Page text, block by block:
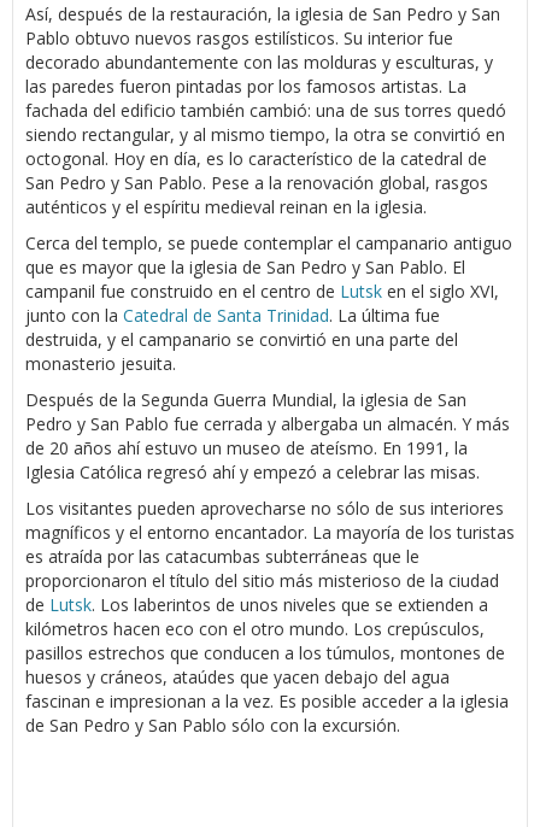
Así, después de la restauración, la iglesia de San Pedro y San
Pablo obtuvo nuevos rasgos estilísticos. Su interior fue
decorado abundantemente con las molduras y esculturas, y
las paredes fueron pintadas por los famosos artistas. La
fachada del edificio también cambió: una de sus torres quedó
siendo rectangular, y al mismo tiempo, la otra se convirtió en
octogonal. Hoy en día, es lo característico de la catedral de
San Pedro y San Pablo. Pese a la renovación global, rasgos
auténticos y el espíritu medieval reinan en la iglesia.
Cerca del templo, se puede contemplar el campanario antiguo
que es mayor que la iglesia de San Pedro y San Pablo. El
campanil fue construido en el centro de Lutsk en el siglo XVI,
junto con la Catedral de Santa Trinidad. La última fue
destruida, y el campanario se convirtió en una parte del
monasterio jesuita.
Después de la Segunda Guerra Mundial, la iglesia de San
Pedro y San Pablo fue cerrada y albergaba un almacén. Y más
de 20 años ahí estuvo un museo de ateísmo. En 1991, la
Iglesia Católica regresó ahí y empezó a celebrar las misas.
Los visitantes pueden aprovecharse no sólo de sus interiores
magníficos y el entorno encantador. La mayoría de los turistas
es atraída por las catacumbas subterráneas que le
proporcionaron el título del sitio más misterioso de la ciudad
de Lutsk. Los laberintos de unos niveles que se extienden a
kilómetros hacen eco con el otro mundo. Los crepúsculos,
pasillos estrechos que conducen a los túmulos, montones de
huesos y cráneos, ataúdes que yacen debajo del agua
fascinan e impresionan a la vez. Es posible acceder a la iglesia
de San Pedro y San Pablo sólo con la excursión.